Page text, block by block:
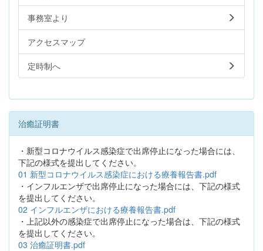
事務室より
アクセスマップ
定時制へ
治癒証明書
・新型コロナウイルス感染症で出席停止になった場合には、
下記の様式を提出してください。
01 新型コロナウイルス感染症における療養報告書.pdf
・インフルエンザで出席停止になった場合には、下記の様式
を提出してください。
02 インフルエンザにおける療養報告書.pdf
・上記以外の感染症で出席停止になった場合は、下記の様式
を提出してください。
03 治癒証明書.pdf